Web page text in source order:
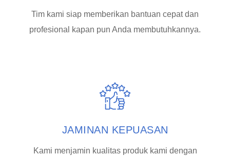
Tim kami siap memberikan bantuan cepat dan
profesional kapan pun Anda membutuhkannya.
JAMINAN KEPUASAN
Kami menjamin kualitas produk kami dengan